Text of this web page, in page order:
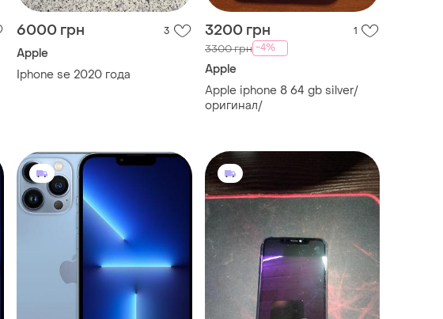
6000 грн 3
Apple
Iphone se 2020 года
3200 грн 1
3300 грн -4%
Apple
Apple iphone 8 64 gb silver/
оригинал/